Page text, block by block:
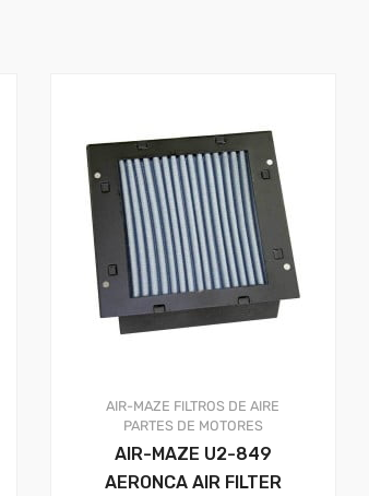
AIR-MAZE FILTROS DE AIRE
PARTES DE MOTORES
AIR-MAZE U2-849
AERONCA AIR FILTER